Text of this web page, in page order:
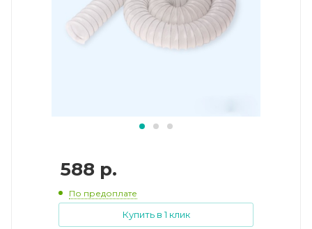
588 р.
По предоплате
Купить в 1 клик